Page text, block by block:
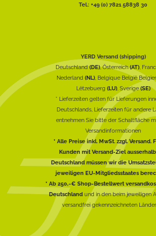
Tel.: +49 (0) 7821 58838 30
YERD Versand (shipping)
Deutschland(DE), Österreich(AT),
Nederland (NL), Belgique België
Lëtzebuerg (LU), Sverige(SE)
* Lieferzeiten gelten für Lieferungen
Deutschlands, Lieferzeiten für andere
entnehmen Sie bitte der Schaltfläche
Versandinformationen
* Alle Preise inkl. MwSt. zzgl. Versand.
Kunden mit Versand-Ziel
Deutschland müssen wir die
jeweiligen EU-Mitgliedsstaates
* Ab 250,-€ Shop-Bestellwert
Deutschlandund in den beim jeweiligen
versandfrei gekennzeichneten